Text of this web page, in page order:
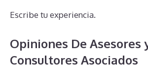
Escribe tu experiencia.
Opiniones De Asesores
Consultores Asociados